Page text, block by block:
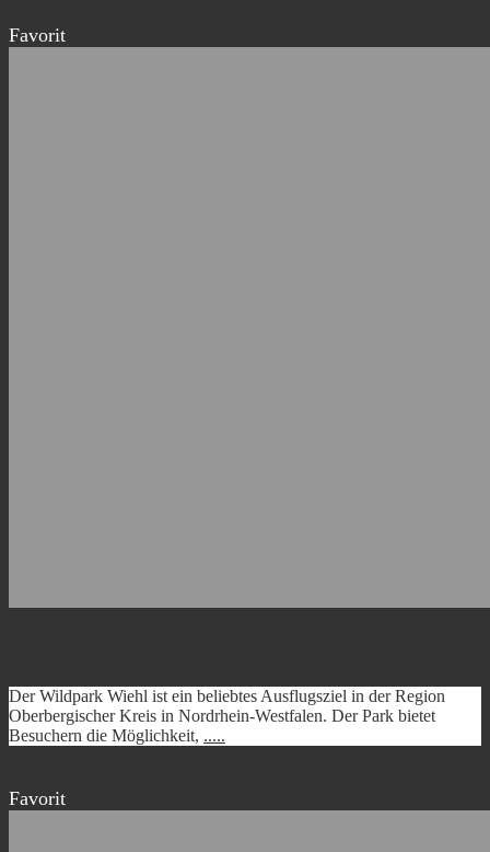
Favorit
Der Wildpark Wiehl ist ein beliebtes Ausflugsziel in der Region
Oberbergischer Kreis in Nordrhein-Westfalen. Der Park bietet
Besuchern die Möglichkeit, .....
Favorit